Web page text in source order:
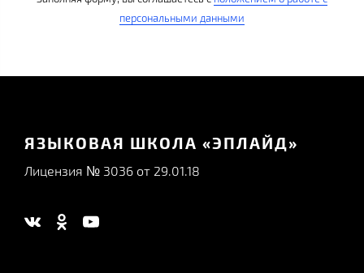
персональными данными
ЯЗЫКОВАЯ ШКОЛА «ЭПЛАЙД»
Лицензия № 3036 от 29.01.18